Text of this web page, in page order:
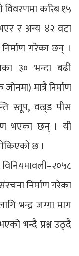
करिब १५
र अन्य ४२ वटा
निर्माण गरेका छन् ।
३० भन्दा बढी
मात्रै निर्माण
स्तूप, वल्र्ड पीस
भएका छन् । यी
छ ।
निर्माण गरेका
भन्द्र जग्गा माग
भन्दै प्रश्न उठ्दै